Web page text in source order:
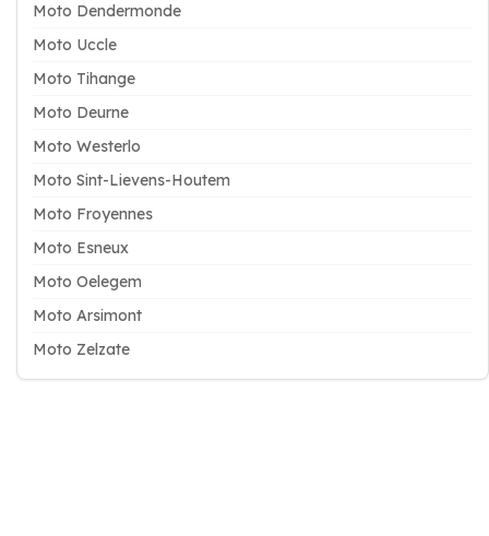
Moto Dendermonde
Moto Uccle
Moto Tihange
Moto Deurne
Moto Westerlo
Moto Sint-Lievens-Houtem
Moto Froyennes
Moto Esneux
Moto Oelegem
Moto Arsimont
Moto Zelzate